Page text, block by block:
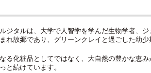
ジタルは、大学で人智学を学んだ生物学者、
れ故郷であり、グリーンクレイと過ごした幼
る化粧品としてではなく、大自然の豊かな恵
と続けています。